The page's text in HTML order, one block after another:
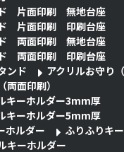
ド 片面印刷 無地台座
ド 片面印刷 印刷台座
ド 両面印刷 無地台座
ド 両面印刷 印刷台座
ンド
アクリルお守り
両面印刷）
キーホルダー3mm厚
キーホルダー5mm厚
ホルダー
ふりふりキ
キーホルダー